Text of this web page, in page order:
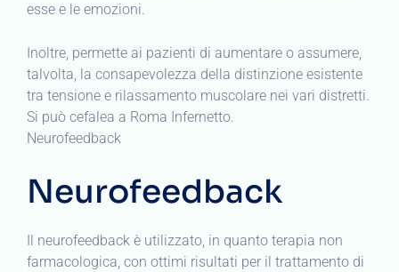
esse e le emozioni.
Inoltre, permette ai pazienti di aumentare o assumere,
talvolta, la consapevolezza della distinzione esistente
tra tensione e rilassamento muscolare nei vari distretti.
Si può cefalea a Roma Infernetto.
Neurofeedback
Neurofeedback
Il neurofeedback è utilizzato, in quanto terapia non
farmacologica, con ottimi risultati per il trattamento di